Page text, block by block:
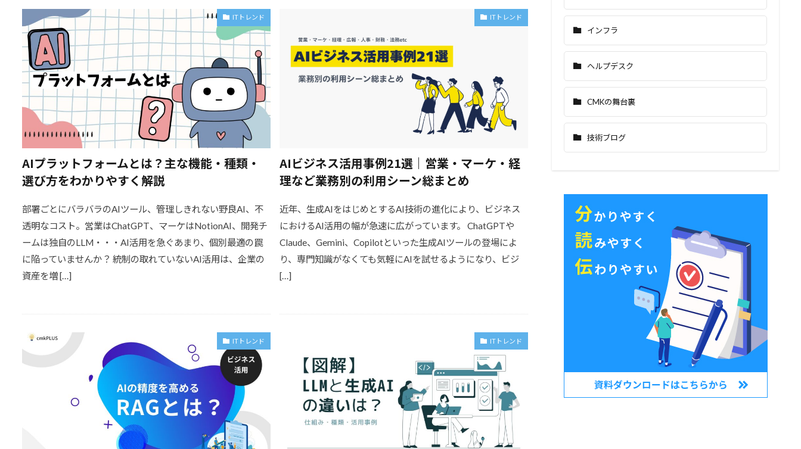
ITトレンド
AIプラットフォームとは？主な機能・種類・
選び方をわかりやすく解説
部署ごとにバラバラのAIツール、管理しきれない野良AI、不
透明なコスト。営業はChatGPT、マーケはNotionAI、開発チ
ームは独自のLLM・・・AI活用を急ぐあまり、個別最適の罠
に陥っていませんか？ 統制の取れていないAI活用は、企業の
資産を増 […]
ITトレンド
AIビジネス活用事例21選｜営業・マーケ・経
理など業務別の利用シーン総まとめ
近年、生成AIをはじめとするAI技術の進化により、ビジネス
におけるAI活用の幅が急速に広がっています。 ChatGPTや
Claude、Gemini、Copilotといった生成AIツールの登場によ
り、専門知識がなくても気軽にAIを試せるようになり、ビジ
[…]
ITトレンド ITトレンド
インフラ
ヘルプデスク
CMKの舞台裏
技術ブログ